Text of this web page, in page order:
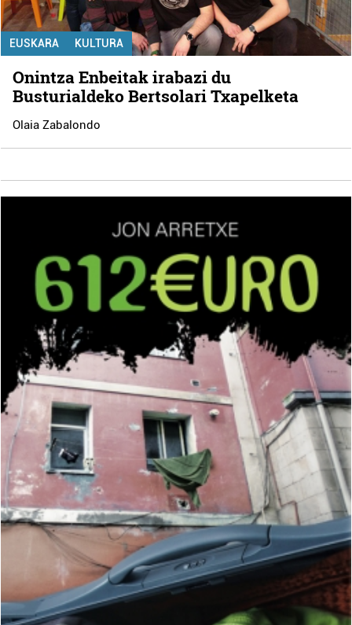
EUSKARA KULTURA
Onintza Enbeitak irabazi du
Busturialdeko Bertsolari Txapelketa
Olaia Zabalondo